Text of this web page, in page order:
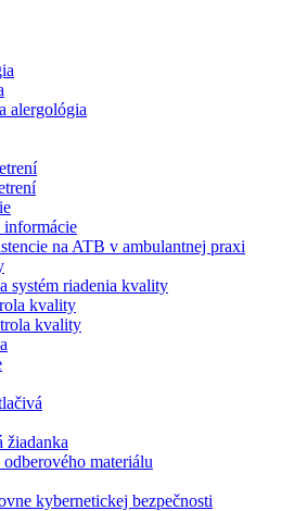
alergológia
informácie
na ATB v ambulantnej praxi
systém riadenia kvality
kvality
kvality
žiadanka
materiálu
kybernetickej bezpečnosti